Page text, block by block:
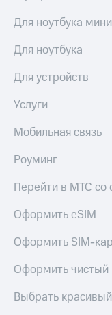
Для ноутбука мини
Для ноутбука
Для устройств
Услуги
Мобильная связь
Роуминг
Перейти в МТС
Оформить eSIM
Оформить SIM-
Оформить чистый
Выбрать